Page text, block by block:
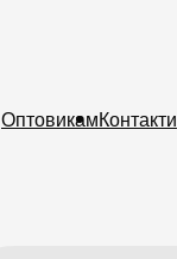
ОптовикамКонтакти